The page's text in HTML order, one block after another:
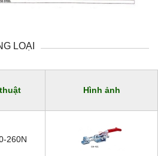
LOẠI
Hình ảnh
260N